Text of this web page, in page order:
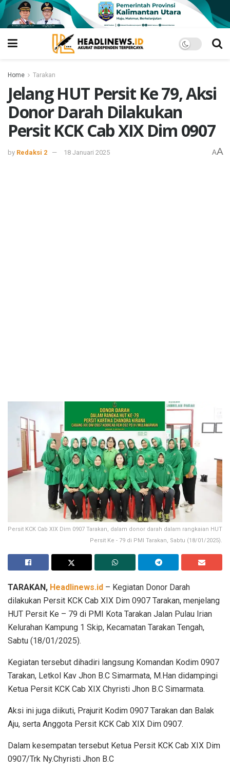
Home Tarakan
Jelang HUT Persit Ke 79, Aksi
Donor Darah Dilakukan
Persit KCK Cab XIX Dim 0907
by Redaksi 2 18 Januari 2025 AA
Persit KCK Cab XIX Dim 0907 Tarakan, dalam donor darah dalam rangkaian HUT
Persit Ke - 79 di PMI Tarakan, Sabtu (18/01/2025).
TARAKAN, Headlinews.id – Kegiatan Donor Darah
dilakukan Persit KCK Cab XIX Dim 0907 Tarakan, menjelang
HUT Persit Ke – 79 di PMI Kota Tarakan Jalan Pulau Irian
Kelurahan Kampung 1 Skip, Kecamatan Tarakan Tengah,
Sabtu (18/01/2025).
Kegiatan tersebut dihadiri langsung Komandan Kodim 0907
Tarakan, Letkol Kav Jhon B.C Simarmata, M.Han didampingi
Ketua Persit KCK Cab XIX Chyristi Jhon B.C Simarmata.
Aksi ini juga diikuti, Prajurit Kodim 0907 Tarakan dan Balak
Aju, serta Anggota Persit KCK Cab XIX Dim 0907.
Dalam kesempatan tersebut Ketua Persit KCK Cab XIX Dim
0907/Trk Ny.Chyristi Jhon B.C